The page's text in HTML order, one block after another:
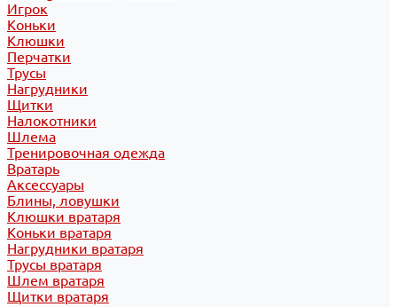
Игрок
Коньки
Клюшки
Перчатки
Трусы
Нагрудники
Щитки
Налокотники
Шлема
Тренировочная одежда
Вратарь
Аксессуары
Блины, ловушки
Клюшки вратаря
Коньки вратаря
Нагрудники вратаря
Трусы вратаря
Шлем вратаря
Щитки вратаря